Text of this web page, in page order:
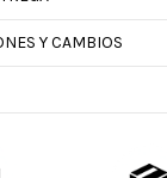
Y CAMBIOS